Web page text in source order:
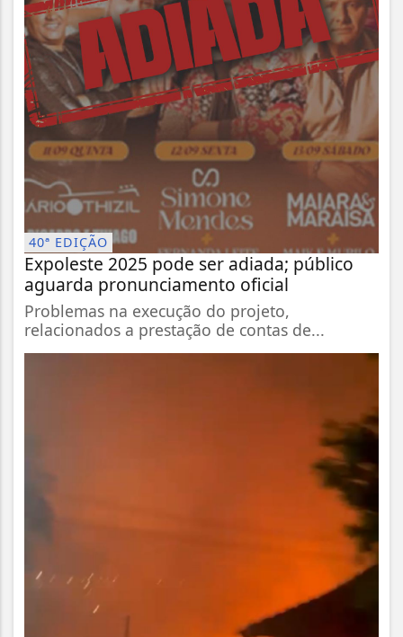
40ª EDIÇÃO
Expoleste 2025 pode ser adiada; público
aguarda pronunciamento oficial
Problemas na execução do projeto,
relacionados a prestação de contas de...